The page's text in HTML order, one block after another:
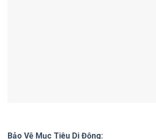
Bảo Vệ Mục Tiêu Di Động: